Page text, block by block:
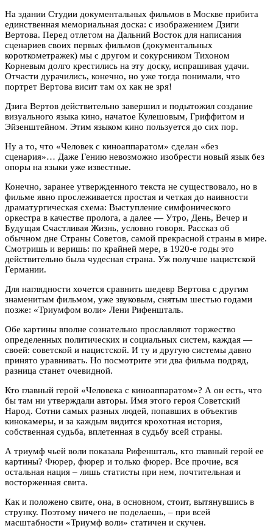
На здании Студии документальных фильмов в Москве прибита
единственная мемориальная доска: с изображением Дзиги
Вертова. Перед отлетом на Дальний Восток для написания
сценариев своих первых фильмов (документальных
короткометражек) мы с другом и сокурсником Тихоном
Корневым долго крестились на эту доску, испрашивая удачи.
Отчасти дурачились, конечно, но уже тогда понимали, что
портрет Вертова висит там ох как не зря!
Дзига Вертов действительно завершил и подытожил создание
визуального языка кино, начатое Кулешовым, Гриффитом и
Эйзенштейном. Этим языком кино пользуется до сих пор.
Ну а то, что «Человек с киноаппаратом» сделан «без
сценария»… Даже Гению невозможно изобрести новый язык без
опоры на языки уже известные.
Конечно, заранее утвержденного текста не существовало, но в
фильме явно прослеживается простая и четкая до наивности
драматургическая схема: Выступление симфонического
оркестра в качестве пролога, а далее — Утро, День, Вечер и
Будущая Счастливая Жизнь, условно говоря. Рассказ об
обычном дне Страны Советов, самой прекрасной страны в мире.
Смотришь и веришь: по крайней мере, в 1920-е годы это
действительно была чудесная страна. Уж получше нацистской
Германии.
Для наглядности хочется сравнить шедевр Вертова с другим
знаменитым фильмом, уже звуковым, снятым шестью годами
позже: «Триумфом воли» Лени Рифеншталь.
Обе картины вполне сознательно прославляют торжество
определенных политических и социальных систем, каждая —
своей: советской и нацистской. И ту и другую системы давно
принято уравнивать. Но посмотрите эти два фильма подряд,
разница станет очевидной.
Кто главный герой «Человека с киноаппаратом»? А он есть, что
бы там ни утверждали авторы. Имя этого героя Советский
Народ. Сотни самых разных людей, попавших в объектив
кинокамеры, и за каждым видится крохотная история,
собственная судьба, вплетенная в судьбу всей страны.
А триумф чьей воли показала Рифеншталь, кто главный герой ее
картины? Фюрер, фюрер и только фюрер. Все прочие, вся
остальная нация – лишь статисты при нем, почтительная и
восторженная свита.
Как и положено свите, она, в основном, стоит, вытянувшись в
струнку. Поэтому ничего не поделаешь, – при всей
масштабности «Триумф воли» статичен и скучен.